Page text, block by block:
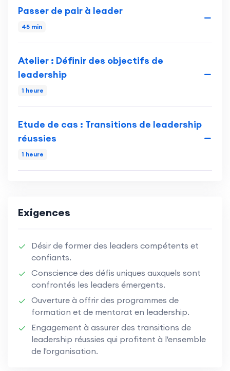
Passer de pair à leader
45 min
Atelier : Définir des objectifs de
leadership
1 heure
Etude de cas : Transitions de leadership
réussies
1 heure
Exigences
Désir de former des leaders compétents et
confiants.
Conscience des défis uniques auxquels sont
confrontés les leaders émergents.
Ouverture à offrir des programmes de
formation et de mentorat en leadership.
Engagement à assurer des transitions de
leadership réussies qui profitent à l'ensemble
de l'organisation.